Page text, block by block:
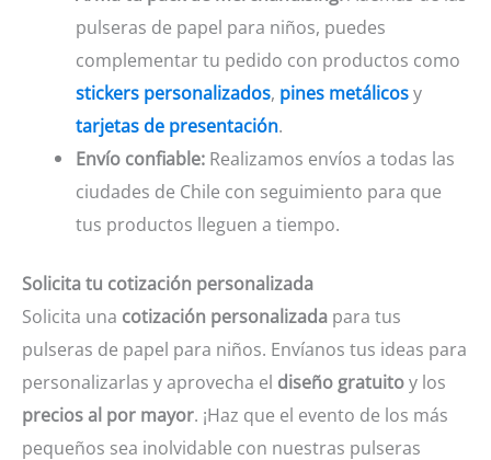
pulseras de papel para niños, puedes
complementar tu pedido con productos como
stickers personalizados, pines metálicosy
tarjetas de presentación.
Envío confiable: Realizamos envíos a todas las
ciudades de Chile con seguimiento para que
tus productos lleguen a tiempo.
Solicita tu cotización personalizada
Solicita una cotización personalizada para tus
pulseras de papel para niños. Envíanos tus ideas para
personalizarlas y aprovecha el diseño gratuitoy los
precios al por mayor. ¡Haz que el evento de los más
pequeños sea inolvidable con nuestras pulseras